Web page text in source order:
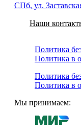
СПб, ул.
Наши
Политика
Политика в
Политика
Политика в
Мы принимаем: